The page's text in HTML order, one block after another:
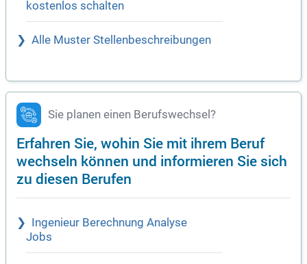
kostenlos schalten
Alle Muster Stellenbeschreibungen
Sie planen einen Berufswechsel?
Erfahren Sie, wohin Sie mit ihrem Beruf
wechseln können und informieren Sie sich
zu diesen Berufen
Ingenieur Berechnung Analyse
Jobs